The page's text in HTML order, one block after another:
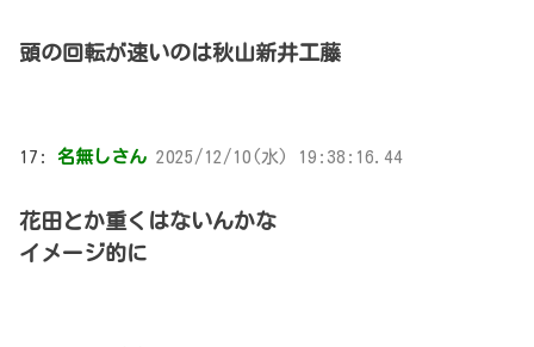
頭の回転が速いのは秋山新井工藤
17: 名無しさん 2025/12/10(水) 19:38:16.44
花田とか重くはないんかな
イメージ的に